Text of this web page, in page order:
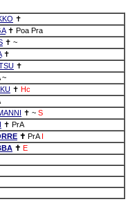
✝
✝ Poa Pra
✝ ~
✝
✝
~
✝ Hc
✝ ~ S
✝ PrA
✝ PrA I
✝ E